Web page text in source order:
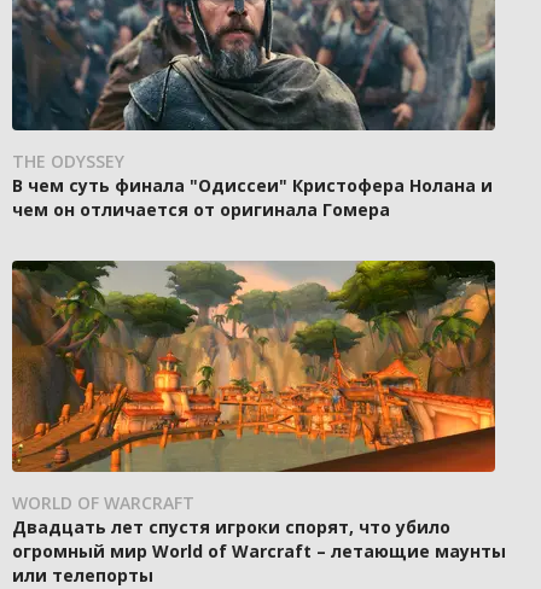
THE ODYSSEY
В чем суть финала "Одиссеи" Кристофера Нолана и
чем он отличается от оригинала Гомера
WORLD OF WARCRAFT
Двадцать лет спустя игроки спорят, что убило
огромный мир World of Warcraft – летающие маунты
или телепорты